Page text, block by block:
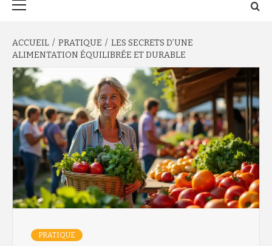
ACCUEIL PRATIQUE
LES SECRETS D’UNE
ALIMENTATION ÉQUILIBRÉE ET DURABLE
PRATIQUE